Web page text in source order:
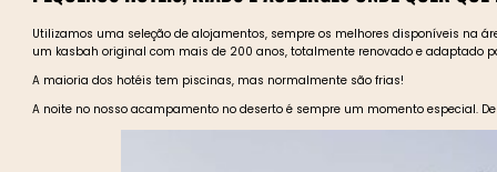
Utilizamos uma seleção de alojamentos, sempre os melhores disponíveis na
um kasbah original com mais de 200 anos, totalmente renovado e adaptado
A maioria dos hotéis tem piscinas, mas normalmente são frias!
A noite no nosso acampamento no deserto é sempre um momento especial.